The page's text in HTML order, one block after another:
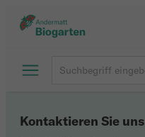
Kontaktieren Sie uns